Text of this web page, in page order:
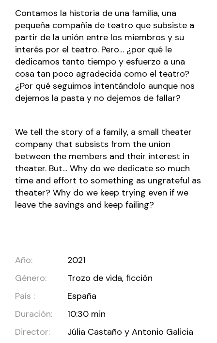
Contamos la historia de una familia, una
pequeña compañía de teatro que subsiste a
partir de la unión entre los miembros y su
interés por el teatro. Pero… ¿por qué le
dedicamos tanto tiempo y esfuerzo a una
cosa tan poco agradecida como el teatro?
¿Por qué seguimos intentándolo aunque nos
dejemos la pasta y no dejemos de fallar?
We tell the story of a family, a small theater
company that subsists from the union
between the members and their interest in
theater. But… Why do we dedicate so much
time and effort to something as ungrateful as
theater? Why do we keep trying even if we
leave the savings and keep failing?
Año:
2021
Género:
Trozo de vida, ficción
País :
España
Duración:
10:30 min
Director:
Júlia Castaño y Antonio Galicia